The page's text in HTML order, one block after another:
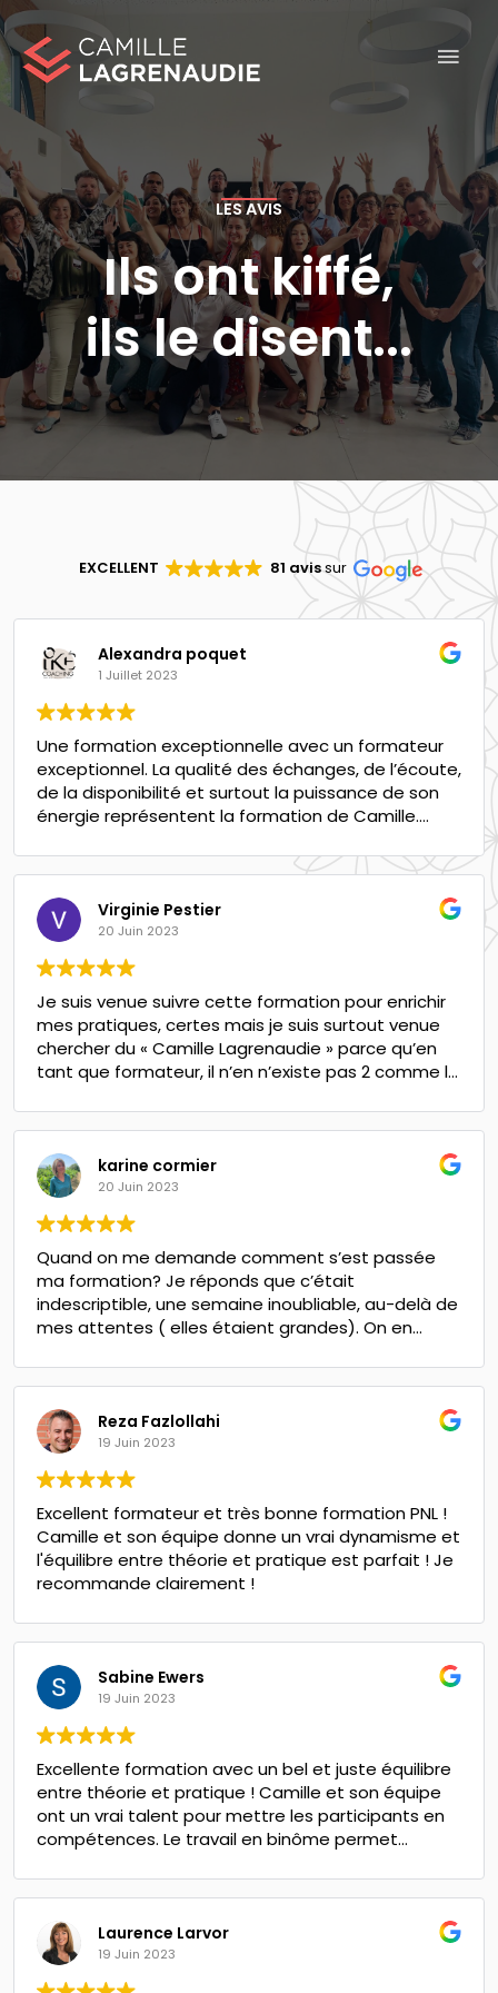
Skip
to
content
LES AVIS
Ils ont kiffé,
ils le disent...
EXCELLENT 81 avissur
Alexandra poquet
1 Juillet 2023
Une formation exceptionnelle avec un formateur
exceptionnel. La qualité des échanges, de l’écoute,
de la disponibilité et surtout la puissance de son
énergie représentent la formation de Camille.
transmettre des outils magnifiques et magiques.
Virginie Pestier
20 Juin 2023
Je suis venue suivre cette formation pour enrichir
mes pratiques, certes mais je suis surtout venue
chercher du « Camille Lagrenaudie » parce qu’en
tant que formateur, il n’en n’existe pas 2 comme lui
passent à mille à l’heure. Il sait transmettre ce qu’il
telle force qu’elle est contagieuse ! Il sait rendre
simple ce qui peut paraître complexe et nous fait
repartir avec un vrai sentiment de compétences !
Tout ça dans un cadre et une bienveillance qui fait
le plus grand bien. Merci d’être toi Camille ! Et merci
à ses équipes de choc toute aussi pertinentes
que lui. Un savoureux cocktail à consommer sans
modération !
karine cormier
20 Juin 2023
Quand on me demande comment s’est passée
ma formation? Je réponds que c’était
indescriptible, une semaine inoubliable, au-delà de
mes attentes ( elles étaient grandes). On en
professionnel.N’hésitez plus, foncez et offrez-vous
se libérer et vivre pleinement ses projets.
Reza Fazlollahi
19 Juin 2023
Excellent formateur et très bonne formation PNL !
Camille et son équipe donne un vrai dynamisme et
l'équilibre entre théorie et pratique est parfait ! Je
recommande clairement !
Sabine Ewers
19 Juin 2023
Excellente formation avec un bel et juste équilibre
entre théorie et pratique ! Camille et son équipe
ont un vrai talent pour mettre les participants en
compétences. Le travail en binôme permet
PNL avec des résultats visibles et chacun ressort à
Laurence Larvor
19 Juin 2023